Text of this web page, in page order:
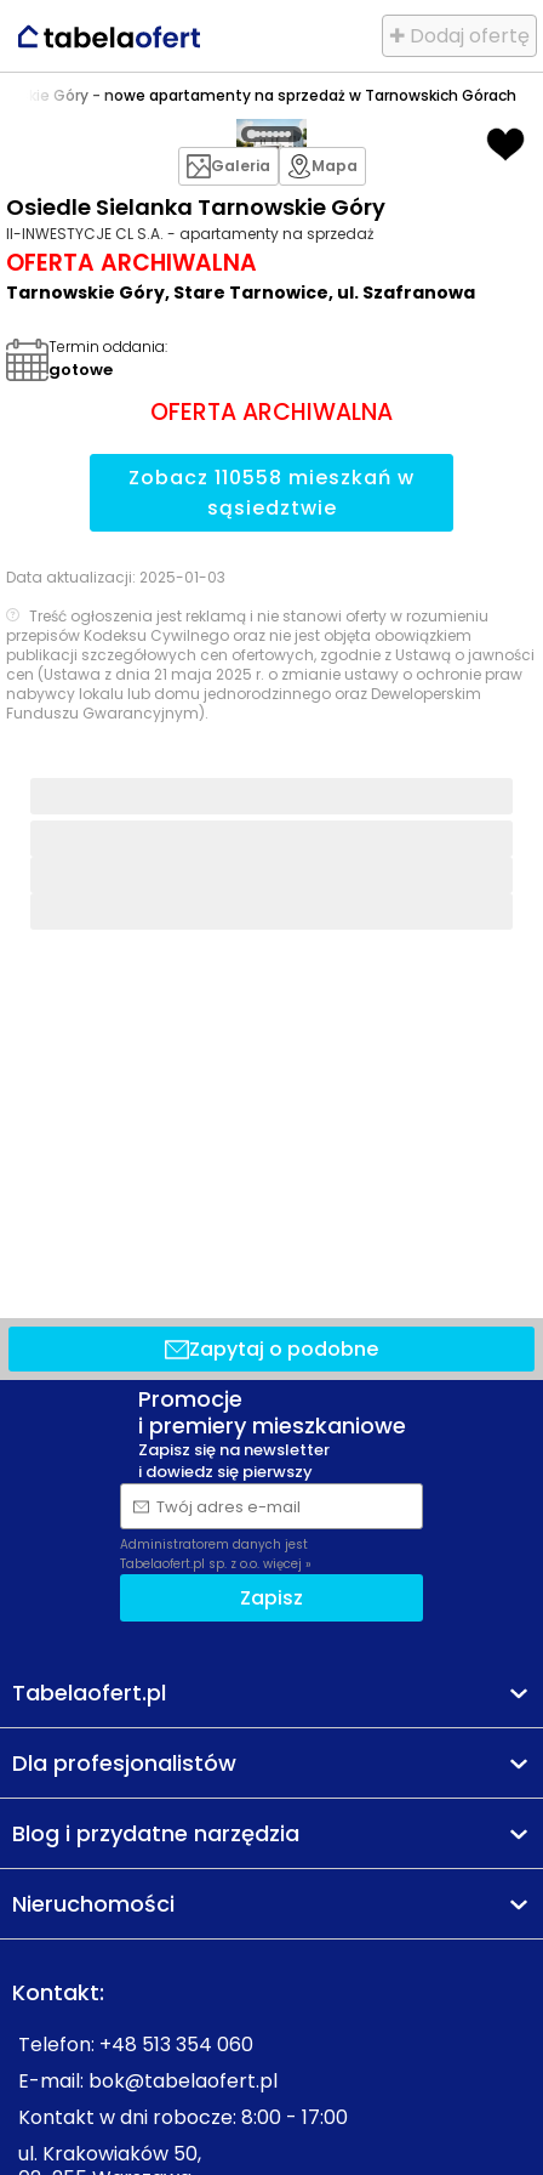
✚ Dodaj ofertę
Góry - nowe apartamenty na sprzedaż w Tarnowskich Górach
Osiedle Sielanka Tarnowskie Góry
II-INWESTYCJE CL S.A. - apartamenty na sprzedaż
OFERTA ARCHIWALNA
Tarnowskie Góry, Stare Tarnowice, ul. Szafranowa
Galeria Mapa
Termin oddania:
gotowe
OFERTA ARCHIWALNA
Zobacz 110558 mieszkań w
sąsiedztwie
Data aktualizacji: 2025-01-03
Treść ogłoszenia jest reklamą i nie stanowi oferty w rozumieniu
przepisów Kodeksu Cywilnego oraz nie jest objęta obowiązkiem
publikacji szczegółowych cen ofertowych, zgodnie z Ustawą o jawności
cen (Ustawa z dnia 21 maja 2025 r. o zmianie ustawy o ochronie praw
nabywcy lokalu lub domu jednorodzinnego oraz Deweloperskim
Funduszu Gwarancyjnym).
Zapytaj o podobne
Promocje
i premiery mieszkaniowe
Zapisz się na newsletter
i dowiedz się pierwszy
Twój adres e-mail
Administratorem danych jest
Tabelaofert.pl sp. z o.o. więcej »
Zapisz
Tabelaofert.pl
Dla profesjonalistów
Blog i przydatne narzędzia
Nieruchomości
Kontakt:
Telefon: +48 513 354 060
E-mail: bok@tabelaofert.pl
Kontakt w dni robocze: 8:00 - 17:00
ul. Krakowiaków 50,